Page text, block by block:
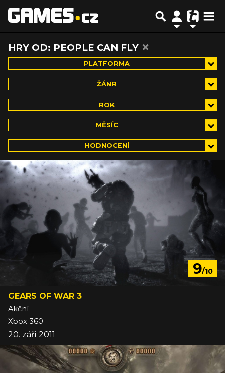
HRY OD: PEOPLE CAN FLY ×
PLATFORMA
ŽÁNR
ROK
MĚSÍC
HODNOCENÍ
9/10
GEARS OF WAR 3
Akční
Xbox 360
20. září 2011